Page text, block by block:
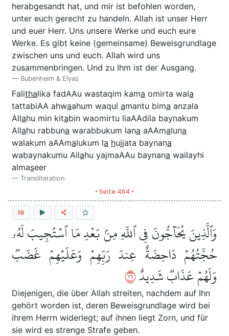
herabgesandt hat, und mir ist befohlen worden,
unter euch gerecht zu handeln. Allah ist unser Herr
und euer Herr. Uns unsere Werke und euch eure
Werke. Es gibt keine (gemeinsame) Beweisgrundlage
zwischen uns und euch. Allah wird uns
zusammenbringen. Und zu Ihm ist der Ausgang.
Bubenheim & Elyas
Falithalika fadAAu wastaqim kama omirta wala
tattabiAA ahwaahum waqul amantu bima anzala
Allahu min kitabin waomirtu liaAAdila baynakum
Allahu rabbuna warabbukum lana aAAmaluna
walakum aAAmalukum la hujjata baynana
wabaynakumu Allahu yajmaAAu baynana wailayhi
almaseer
Transliteration
• Seite 484 •
16
وَٱلَّذِينَ يُحَآجُّونَ فِي ٱللَّهِ مِنۢ بَعۡدِ مَا ٱسۡتُجِيبَ لَهُۥ
حُجَّتُهُمۡ دَاحِضَةٌ عِندَ رَبِّهِمۡ وَعَلَيۡهِمۡ غَضَبٞ
وَلَهُمۡ عَذَابٞ شَدِيدٌ٦١
Diejenigen, die über Allah streiten, nachdem auf Ihn
gehört worden ist, deren Beweisgrundlage wird bei
ihrem Herrn widerlegt; auf ihnen liegt Zorn, und für
sie wird es strenge Strafe geben.